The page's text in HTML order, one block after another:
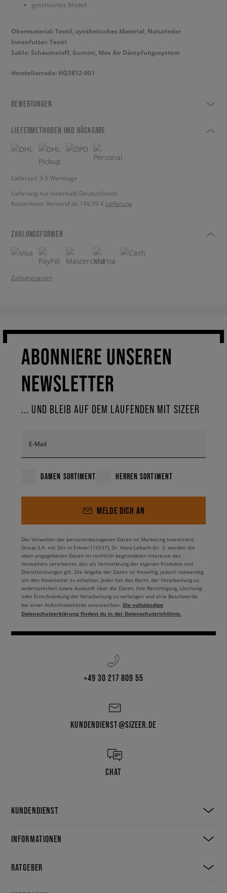
geschnürtes Modell
Obermaterial: Textil, synthetisches Material, Naturleder
Innenfutter: Textil
Sohle: Schaumstoff, Gummi, Max Air Dämpfungssystem
Herstellercode: HQ3812-001
BEWERTUNGEN
LIEFERMETHODEN UND RÜCKGABE
Lieferzeit 3-5 Werktage
Lieferung nur innerhalb Deutschlands
Kostenloser Versand ab 149,99 € Lieferung
ZAHLUNGSFORMEN
Zahlungsarten
ABONNIERE UNSEREN
NEWSLETTER
... UND BLEIB AUF DEM LAUFENDEN MIT SIZEER
E-Mail
DAMEN SORTIMENT HERREN SORTIMENT
MELDE DICH AN
Der Verwalter der personenbezogenen Daten ist Marketing Investment
Group S.A. mit Sitz in Erkner (15537), Dr. Hans-Lebach-Str. 2, werden die
oben angegebenen Daten im rechtlich begründeten Interesse des
Verwalters verarbeitet, das als Vermarktung der eigenen Produkte und
Dienstleistungen gilt. Die Angabe der Daten ist freiwillig, jedoch notwendig,
um den Newsletter zu erhalten. Jeder hat das Recht, der Verarbeitung zu
widersprechen sowie Auskunft über die Daten, ihre Berichtigung, Löschung
oder Einschränkung der Verarbeitung zu verlangen und eine Beschwerde
bei einer Aufsichtsbehörde einzureichen. Die vollständige
Datenschutzerklärung findest du in der Datenschutzrichtlinie.
+49 30 217 809 55
KUNDENDIENST@SIZEER.DE
CHAT
KUNDENDIENST
INFORMATIONEN
RATGEBER